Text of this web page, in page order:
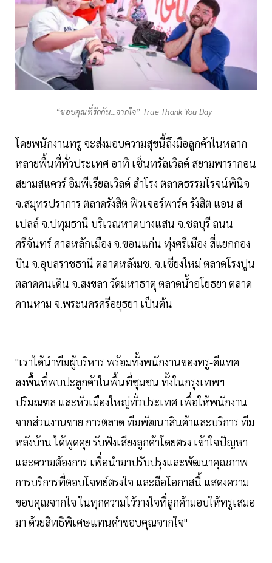
“ขอบคุณที่รักกัน…จากใจ” True Thank You Day
โดยพนักงานทรู จะส่งมอบความสุขนี้ถึงมือลูกค้าในหลาก
หลายพื้นที่ทั่วประเทศ อาทิ เซ็นทรัลเวิลด์ สยามพารากอน
สยามสแควร์ อิมพีเรียลเวิลด์ สำโรง ตลาดธรรมโรจน์พินิจ
จ.สมุทรปราการ ตลาดรังสิต ฟิวเจอร์พาร์ค รังสิต แอน ส
เปลล์ จ.ปทุมธานี บริเวณหาดบางแสน จ.ชลบุรี ถนน
ศรีจันทร์ ศาลหลักเมือง จ.ขอนแก่น ทุ่งศรีเมือง สี่แยกกอง
บิน จ.อุบลราชธานี ตลาดหลังมช. จ.เชียงใหม่ ตลาดโรงปูน
ตลาดคนเดิน จ.สงขลา วัดมหาธาตุ ตลาดน้ำอโยธยา ตลาด
คานหาม จ.พระนครศรีอยุธยา เป็นต้น
"เราได้นำทีมผู้บริหาร พร้อมทั้งพนักงานของทรู-ดีแทค
ลงพื้นที่พบปะลูกค้าในพื้นที่ชุมชน ทั้งในกรุงเทพฯ
ปริมณฑล และหัวเมืองใหญ่ทั่วประเทศ เพื่อให้พนักงาน
จากส่วนงานขาย การตลาด ทีมพัฒนาสินค้าและบริการ ทีม
หลังบ้าน ได้พูดคุย รับฟังเสียงลูกค้าโดยตรง เข้าใจปัญหา
และความต้องการ เพื่อนำมาปรับปรุงและพัฒนาคุณภาพ
การบริการที่ตอบโจทย์ตรงใจ และถือโอกาสนี้ แสดงความ
ขอบคุณจากใจ ในทุกความไว้วางใจที่ลูกค้ามอบให้ทรูเสมอ
มา ด้วยสิทธิพิเศษแทนคำขอบคุณจากใจ"